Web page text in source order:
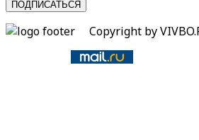
Copyright by